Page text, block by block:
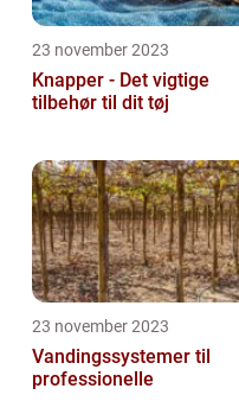
23 november 2023
Knapper - Det vigtige
tilbehør til dit tøj
23 november 2023
Vandingssystemer til
professionelle